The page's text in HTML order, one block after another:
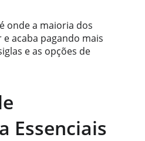
onde a maioria dos
acaba pagando mais
e as opções de
Essenciais